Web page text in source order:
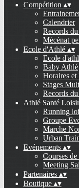
Compétition ▴▾
Calendrier
Records
Mécénat
Ecole d'Athlé ▴▾
Ecole
Baby Athlé
Horaires et
Stages
Records
Athlé Santé
Running
Groupe
Marche
Urban
Evénements ▴▾
Courses
Meeting
Partenaires ▴▾
Boutique ▴▾